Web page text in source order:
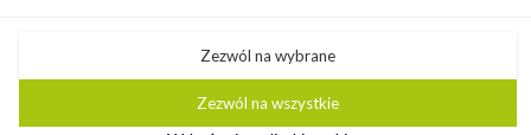
©2026 Minio. Wszelkie prawa zastrzeżone.
Zezwól na wybrane
Zezwól na wszystkie